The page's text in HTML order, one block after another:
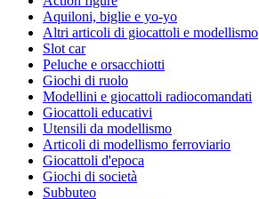
Aquiloni, biglie e yo-yo
Altri articoli di giocattoli e modellismo
Slot car
Peluche e orsacchiotti
Giochi di ruolo
Modellini e giocattoli radiocomandati
Giocattoli educativi
Utensili da modellismo
Articoli di modellismo ferroviario
Giocattoli d'epoca
Giochi di società
Subbuteo